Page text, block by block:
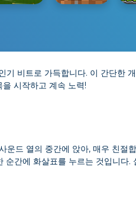
비트로 가득합니다. 이 간단한
시작하고 계속 노력!
드 열의 중간에 앉아, 매우 친절
간에 화살표를 누르는 것입니다.